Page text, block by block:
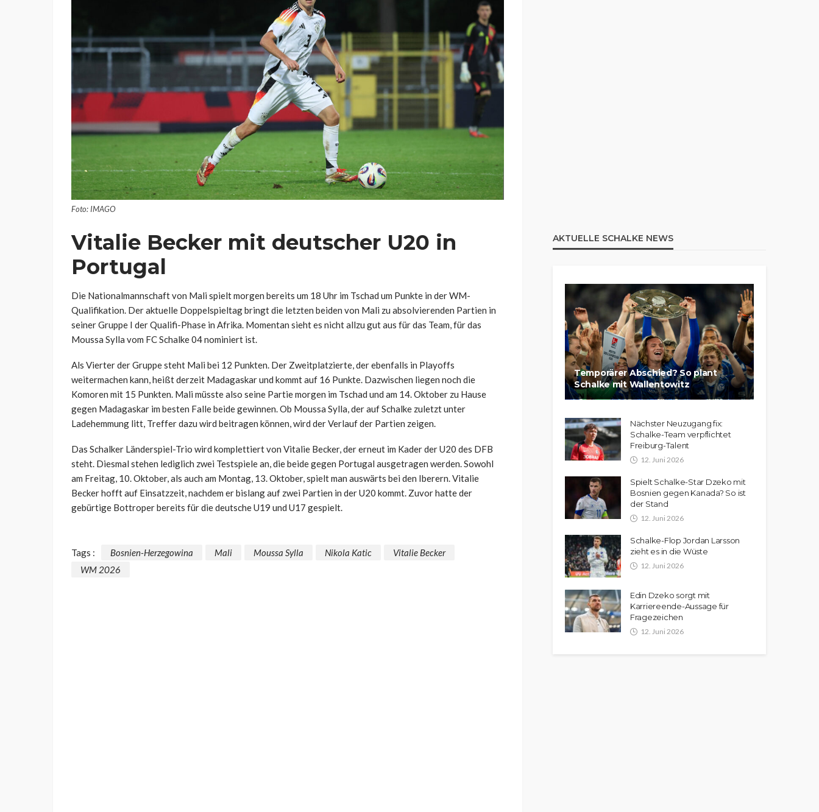
Foto: IMAGO
Vitalie Becker mit deutscher U20 in
Portugal
Die Nationalmannschaft von Mali spielt morgen bereits um 18 Uhr im Tschad um Punkte in der WM-
Qualifikation. Der aktuelle Doppelspieltag bringt die letzten beiden von Mali zu absolvierenden Partien in
seiner Gruppe I der Qualifi-Phase in Afrika. Momentan sieht es nicht allzu gut aus für das Team, für das
Moussa Sylla vom FC Schalke 04 nominiert ist.
Als Vierter der Gruppe steht Mali bei 12 Punkten. Der Zweitplatzierte, der ebenfalls in Playoffs
weitermachen kann, heißt derzeit Madagaskar und kommt auf 16 Punkte. Dazwischen liegen noch die
Komoren mit 15 Punkten. Mali müsste also seine Partie morgen im Tschad und am 14. Oktober zu Hause
gegen Madagaskar im besten Falle beide gewinnen. Ob Moussa Sylla, der auf Schalke zuletzt unter
Ladehemmung litt, Treffer dazu wird beitragen können, wird der Verlauf der Partien zeigen.
Das Schalker Länderspiel-Trio wird komplettiert von Vitalie Becker, der erneut im Kader der U20 des DFB
steht. Diesmal stehen lediglich zwei Testspiele an, die beide gegen Portugal ausgetragen werden. Sowohl
am Freitag, 10. Oktober, als auch am Montag, 13. Oktober, spielt man auswärts bei den Iberern. Vitalie
Becker hofft auf Einsatzzeit, nachdem er bislang auf zwei Partien in der U20 kommt. Zuvor hatte der
gebürtige Bottroper bereits für die deutsche U19 und U17 gespielt.
Tags : Bosnien-Herzegowina Mali Moussa Sylla Nikola Katic
Vitalie Becker
WM 2026
AKTUELLE SCHALKE NEWS
Temporärer Abschied? So plant
Schalke mit Wallentowitz
Nächster Neuzugang fix:
Schalke-Team verpflichtet
Freiburg-Talent
12. Juni 2026
Spielt Schalke-Star Dzeko mit
Bosnien gegen Kanada? So ist
der Stand
12. Juni 2026
Schalke-Flop Jordan Larsson
zieht es in die Wüste
12. Juni 2026
Edin Dzeko sorgt mit
Karriereende-Aussage für
Fragezeichen
12. Juni 2026